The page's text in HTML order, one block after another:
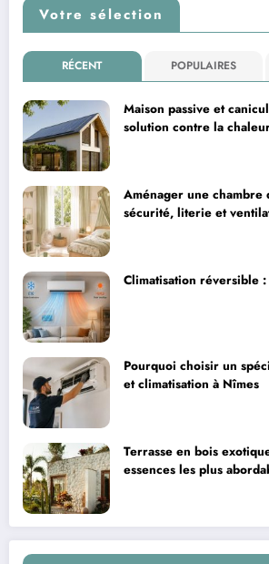
Votre sélection
RÉCENT POPULAIRES
Maison passive et
solution contre la
Aménager une chambre
sécurité, literie et
Climatisation réversible
Pourquoi choisir un
et climatisation à Nîmes
Terrasse en bois
essences les plus